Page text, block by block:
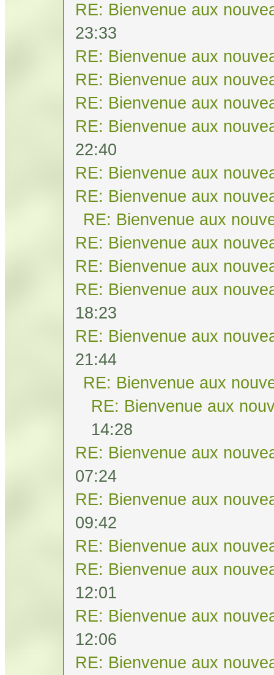
RE: Bienvenue aux
23:33
RE: Bienvenue aux
RE: Bienvenue aux
RE: Bienvenue aux
RE: Bienvenue aux
22:40
RE: Bienvenue aux
RE: Bienvenue aux
RE: Bienvenue aux
RE: Bienvenue aux
RE: Bienvenue aux
RE: Bienvenue aux
18:23
RE: Bienvenue aux
21:44
RE: Bienvenue aux
RE: Bienvenue aux
14:28
RE: Bienvenue aux
07:24
RE: Bienvenue aux
09:42
RE: Bienvenue aux
RE: Bienvenue aux
12:01
RE: Bienvenue aux
12:06
RE: Bienvenue aux